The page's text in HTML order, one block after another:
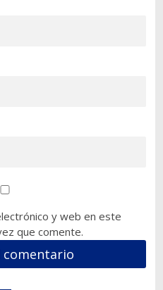
y web en este
que comente.